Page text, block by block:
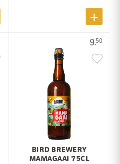
9.50
BIRD BREWERY
MAMAGAAI 75CL